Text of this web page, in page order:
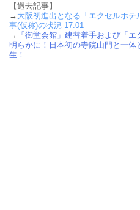
【過去記事】
→ 大阪初進出となる「エクセルホ
事(仮称)の状況 17.01
→ 「御堂会館」建替着手および「
明らかに！日本初の寺院山門と一
生！